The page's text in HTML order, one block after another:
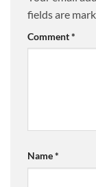
fields are
Comment*
Name*